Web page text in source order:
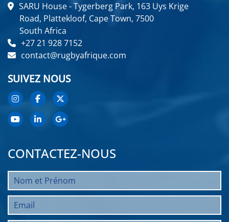
SARU House - Tygerberg Park, 163 Uys Krige
Road, Plattekloof, Cape Town, 7500
South Africa
+27 21 928 7152
contact@rugbyafrique.com
SUIVEZ NOUS
CONTACTEZ-NOUS